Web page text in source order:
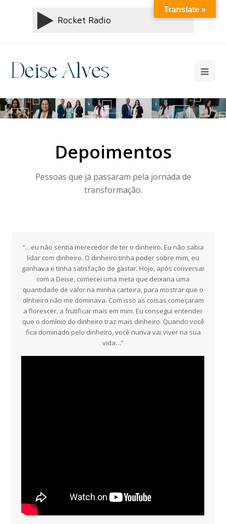
Depoimentos
Pessoas que já passaram pela jornada de
transformação.
“…eu não sentia merecedor de ter o dinheiro. Eu não sabia
lidar com dinheiro. O dinheiro tinha poder sobre mim, eu
ganhava e tinha satisfação de gastar. Hoje, após conversar
com a Deise, comecei uma meta que deixaria uma
quantidade de valor na minha carteira, para mostrar que o
dinheiro não me dominava. Com isso as coisas começaram
a florescer, a frutificar mais em mim. Eu consegui entender
que o domínio do dinheiro traz mais dinheiro. Quando você
fica dominado pelo dinheiro, você nunva vai viver na sua
vida…”
Translate »